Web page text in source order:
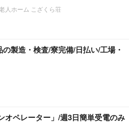
人ホーム こざくら荘
製造・検査/寮完備/日払い/工場・
オペレーター」/週3日簡単受電のみ